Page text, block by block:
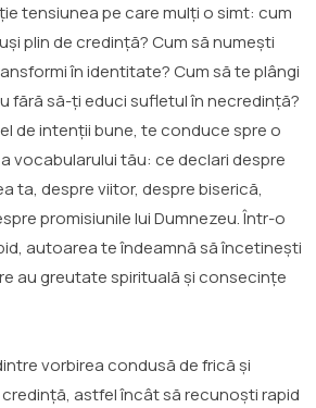
tensiunea pe care mulți o simt: cum
plin de credință? Cum să numești
în identitate? Cum să te plângi
fără să-ți educi sufletul în necredință?
de intenții bune, te conduce spre o
vocabularului tău: ce declari despre
ta, despre viitor, despre biserică,
promisiunile lui Dumnezeu. Într-o
autoarea te îndeamnă să încetinești
au greutate spirituală și consecințe
vorbirea condusă de frică și
astfel încât să recunoști rapid